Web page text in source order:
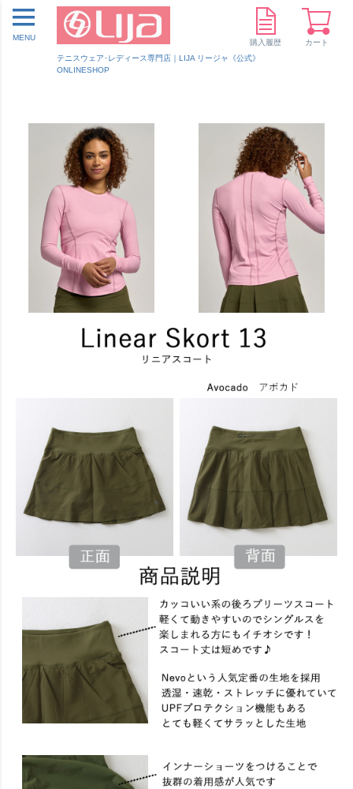
テニスウェア･レディース専門店｜LIJA リージャ《公式》
ONLINESHOP
MENU
購入履歴 カート